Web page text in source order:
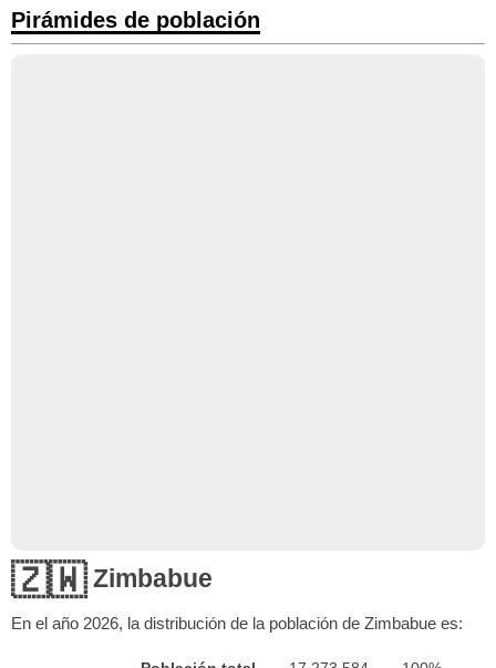
Pirámides de población
🇿🇼Zimbabue
En el año 2026, la distribución de la población de Zimbabue es: